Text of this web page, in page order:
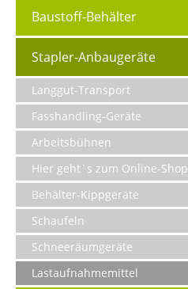
Baustoff-Behälter
Stapler-Anbaugeräte
Langgut-Transport
Fasshandling-Geräte
Arbeitsbühnen
Hier geht`s zum Online-Shop
Behälter-Kippgeräte
Schaufeln
Schneeräumgeräte
Lastaufnahmemittel